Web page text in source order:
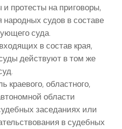
протесты на приговоры,
судов в составе
суда.
в состав края,
действуют в том же
краевого, областного,
области
заседаниях или
в судебных